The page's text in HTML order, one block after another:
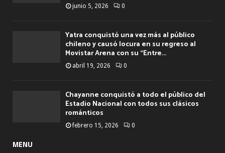
junio 5, 2026 0
Yatra conquistó una vez más al público
chileno y causó locura en su regreso al
Movistar Arena con su “Entre...
abril 19, 2026 0
Chayanne conquistó a todo el público del
Estadio Nacional con todos sus clásicos
románticos
febrero 15, 2026 0
MENU